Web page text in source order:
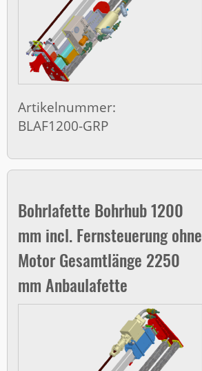
Artikelnummer:
BLAF1200-GRP
Bohrlafette Bohrhub 1200
mm incl. Fernsteuerung ohne
Motor Gesamtlänge 2250
mm Anbaulafette